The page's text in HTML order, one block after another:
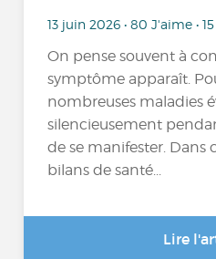
13 juin 2026 • 80 J'aime •
On pense souvent à
symptôme apparaît.
nombreuses maladies
silencieusement
de se manifester. Dans
bilans de santé...
Lire